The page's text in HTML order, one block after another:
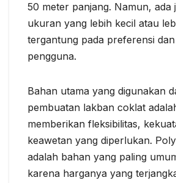
50 meter panjang. Namun, ada
ukuran yang lebih kecil atau
tergantung pada preferensi
pengguna.
Bahan utama yang digunakan
pembuatan lakban coklat
memberikan fleksibilitas,
keawetan yang diperlukan.
adalah bahan yang paling
karena harganya yang